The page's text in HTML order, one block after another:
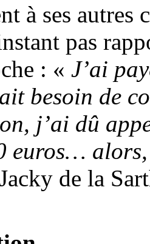
à ses autres
pas
: « J’ai
besoin de
j’ai dû
euros…
de la